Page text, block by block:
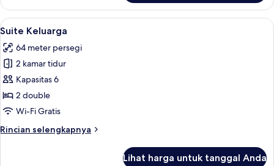
Kamar
Keluarga
(ComfortPlus)
Lihat
semua
foto
untuk
Suite
Keluarga
Seprai antialergi, selimut bulu angsa,
5
Suite Keluarga
64 meter persegi
2 kamar tidur
Kapasitas 6
2 double
Wi-Fi Gratis
Rincian selengkapnya
Rincian
Lihat harga untuk tanggal Anda